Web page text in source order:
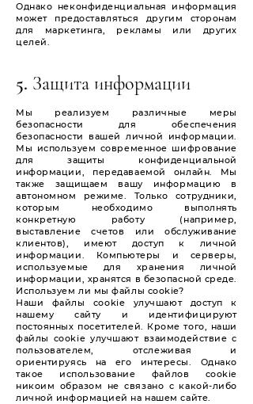
Однако неконфиденциальная информация
может предоставляться другим сторонам
для маркетинга, рекламы или других
целей.
5. Защита информации
Мы реализуем различные меры
безопасности для обеспечения
безопасности вашей личной информации.
Мы используем современное шифрование
для защиты конфиденциальной
информации, передаваемой онлайн. Мы
также защищаем вашу информацию в
автономном режиме. Только сотрудники,
которым необходимо выполнять
конкретную работу (например,
выставление счетов или обслуживание
клиентов), имеют доступ к личной
информации. Компьютеры и серверы,
используемые для хранения личной
информации, хранятся в безопасной среде.
Используем ли мы файлы cookie?
Наши файлы cookie улучшают доступ к
нашему сайту и идентифицируют
постоянных посетителей. Кроме того, наши
файлы cookie улучшают взаимодействие с
пользователем, отслеживая и
ориентируясь на его интересы. Однако
такое использование файлов cookie
никоим образом не связано с какой-либо
личной информацией на нашем сайте.